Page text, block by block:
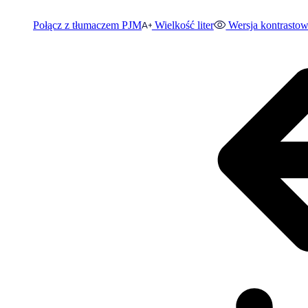
Połącz z tłumaczem PJM Wielkość liter Wersja